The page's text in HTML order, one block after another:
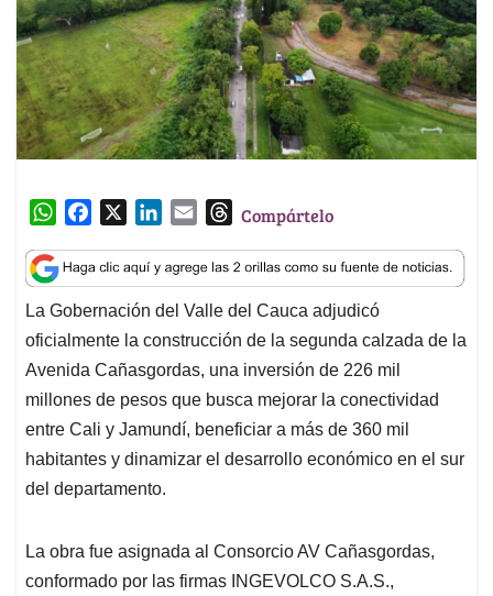
W
a
t
s
A
p
p
c
e
b
o
o
k
n
k
e
d
I
n
a
i
l
T
r
e
a
d
s
Compártelo
La Gobernación del Valle del Cauca adjudicó
oficialmente la construcción de la segunda calzada de la
Avenida Cañasgordas, una inversión de 226 mil
millones de pesos que busca mejorar la conectividad
entre Cali y Jamundí, beneficiar a más de 360 mil
habitantes y dinamizar el desarrollo económico en el sur
del departamento.
La obra fue asignada al Consorcio AV Cañasgordas,
conformado por las firmas INGEVOLCO S.A.S.,